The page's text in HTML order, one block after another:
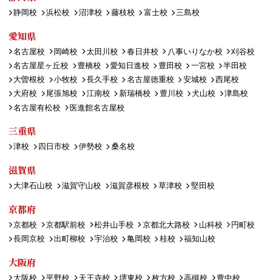
静岡校 浜松校 沼津校 藤枝校 富士校 三島校
愛知県
名古屋校 岡崎校 太田川校 春日井校 八事いりなか校
刈谷校
名古屋星ヶ丘校
豊橋校 愛知日進校 豊田校 一宮校
半田校
大曽根校
小牧校 長久手校 名古屋徳重校 安城校
西尾校
大府校
尾張旭校 江南校 新瑞橋校 豊川校 犬山校
津島校
名古屋有松校
医進館名古屋校
三重県
津校 四日市校 伊勢校 桑名校
滋賀県
大津石山校 滋賀守山校 滋賀彦根校 草津校 堅田校
京都府
京都校 京都駅前校 松井山手校 京都北大路校 山科校
円町校
長岡京校
出町柳校 宇治校 亀岡校 桂校 福知山校
大阪府
大阪校 平野校 天王寺校 堺東校 枚方校 高槻校
豊中校